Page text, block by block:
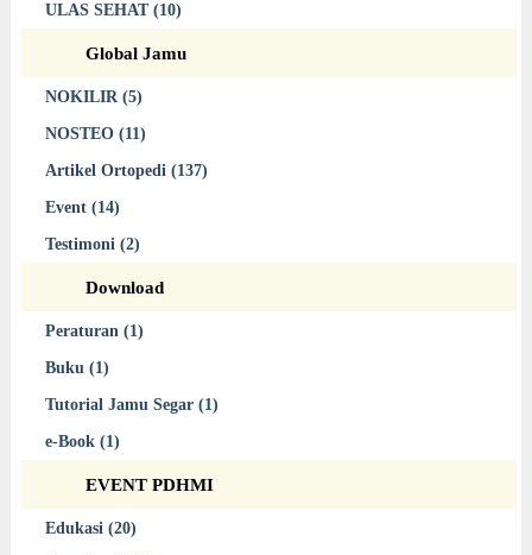
ULAS SEHAT (10)
Global Jamu
NOKILIR (5)
NOSTEO (11)
Artikel Ortopedi (137)
Event (14)
Testimoni (2)
Download
Peraturan (1)
Buku (1)
Tutorial Jamu Segar (1)
e-Book (1)
EVENT PDHMI
Edukasi (20)